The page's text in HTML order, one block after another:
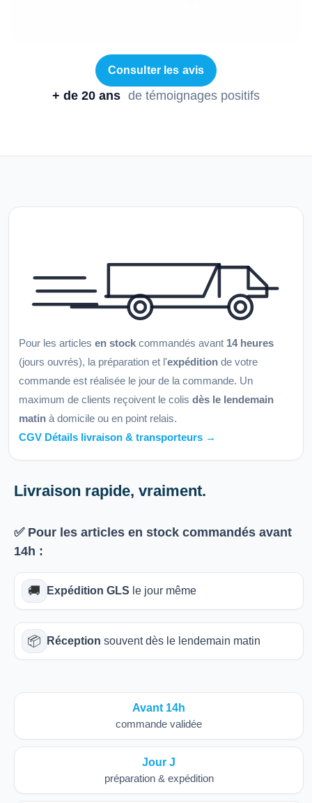
Consulter les avis
+ de 20 ans de témoignages positifs
Pour les articles en stock commandés avant 14 heures
(jours ouvrés), la préparation et l'expédition de votre
commande est réalisée le jour de la commande. Un
maximum de clients reçoivent le colis dès le lendemain
matin à domicile ou en point relais.
CGV Détails livraison & transporteurs →
Livraison rapide, vraiment.
✅ Pour les articles en stock commandés avant
14h :
🚚 Expédition GLS le jour même
📦 Réception souvent dès le lendemain matin
Avant 14h
commande validée
Jour J
préparation & expédition